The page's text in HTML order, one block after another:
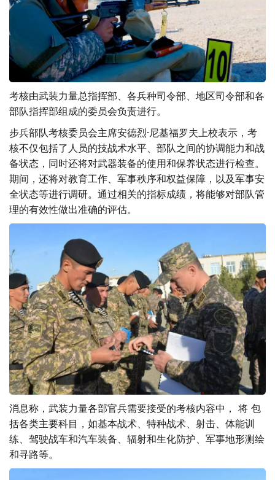
考核由武装力量总指挥部、各兵种司令部、地区司令部和各
部队指挥部组成的委员会负责进行。
步兵部队考核委员会主席安德烈·尼基福罗夫上校表示，考
核不仅包括了人员的技战术水平、部队之间的协调能力和战
备状态，同时还将对武器装备的使用和保养状态进行检查。
期间，还将对教育工作、军事秩序和权益保障，以及军事安
全状态等进行调研。通过相关的指标成绩，将能够对部队管
理的有效性做出准确的评估。
消息称，武装力量各部官兵需要接受的考核内容中， 将 包
括各类主要科目，如基本战术、特种战术、射击、体能训
练、驾驶战车和汽车装备、辐射和生化防护、军事地形测绘
和寻路等。